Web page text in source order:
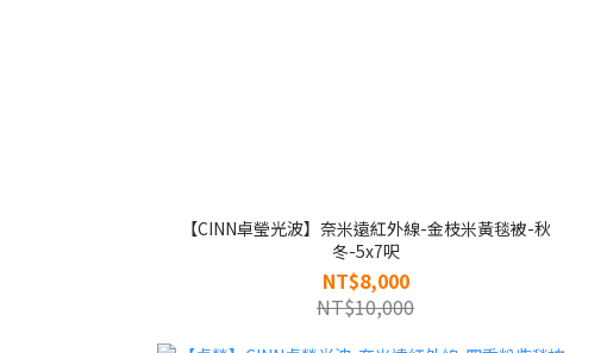
【CINN卓瑩光波】奈米遠紅外線-金枝米黃毯被-秋
冬-5x7呎
NT$8,000
NT$10,000